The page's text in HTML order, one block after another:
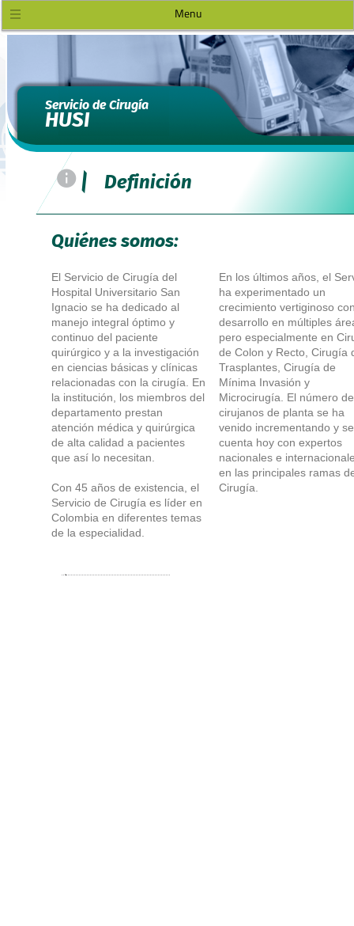
Menu
Servicio de Cirugía
HUSI
= | Definición
Quiénes somos:
El Servicio de Cirugía del
Hospital Universitario San
Ignacio se ha dedicado al
manejo integral óptimo y
continuo del paciente
quirúrgico y a la investigación
en ciencias básicas y clínicas
relacionadas con la cirugía. En
la institución, los miembros del
departamento prestan
atención médica y quirúrgica
de alta calidad a pacientes
que así lo necesitan.
Con 45 años de existencia, el
Servicio de Cirugía es líder en
Colombia en diferentes temas
de la especialidad.
En los últimos años, el
ha experimentado un
crecimiento vertiginoso
desarrollo en múltiples
pero especialmente en
de Colon y Recto, Cirugía
Trasplantes, Cirugía de
Mínima Invasión y
Microcirugía. El número de
cirujanos de planta se ha
venido incrementando y se
cuenta hoy con expertos
nacionales e
en las principales ramas
Cirugía.